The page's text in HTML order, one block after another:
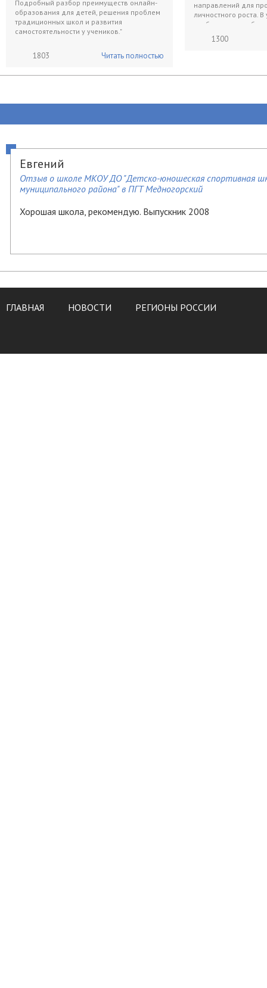
Подробный разбор преимуществ онлайн-
образования для детей, решения проблем
традиционных школ и развития
самостоятельности у учеников."
1803 Читать полностью
направлений для
личностного роста. В
изобилия перед
1300
Евгений
Отзыв о школе МКОУ ДО "Детско-юношеская спортивная
муниципального района" в ПГТ Медногорский
Хорошая школа, рекомендую. Выпускник 2008
ГЛАВНАЯ НОВОСТИ РЕГИОНЫ РОССИИ